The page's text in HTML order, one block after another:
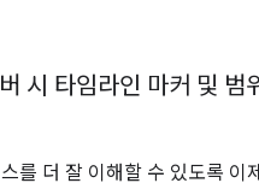
시 타임라인 마커 및 범
를 더 잘 이해할 수 있도록 이제